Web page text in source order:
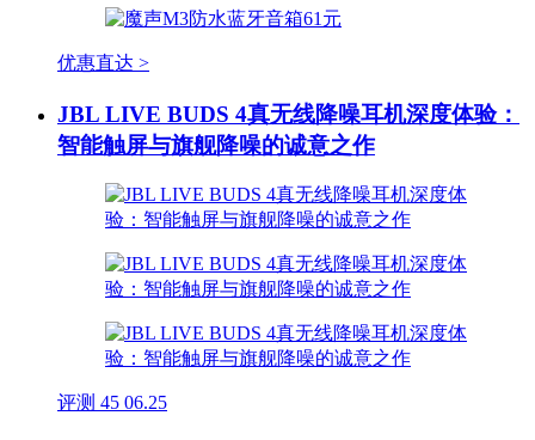
优惠直达 >
JBL LIVE BUDS 4真无线降噪耳机深度体验：
智能触屏与旗舰降噪的诚意之作
评测 45 06.25